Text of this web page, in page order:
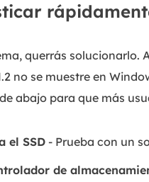
querrás
no se muestre en
abajo para que más
el SSD- Prueba con un
de